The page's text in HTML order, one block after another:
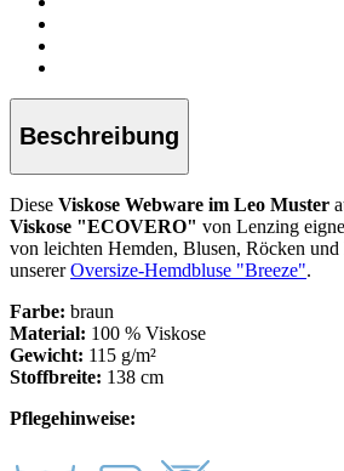
Beschreibung
Diese Viskose Webware im Leo Muster
Viskose "ECOVERO" von Lenzing
von leichten Hemden, Blusen, Röcken
unsererOversize-Hemdbluse "Breeze".
Farbe: braun
Material: 100 % Viskose
Gewicht: 115 g/m²
Stoffbreite: 138 cm
Pflegehinweise: